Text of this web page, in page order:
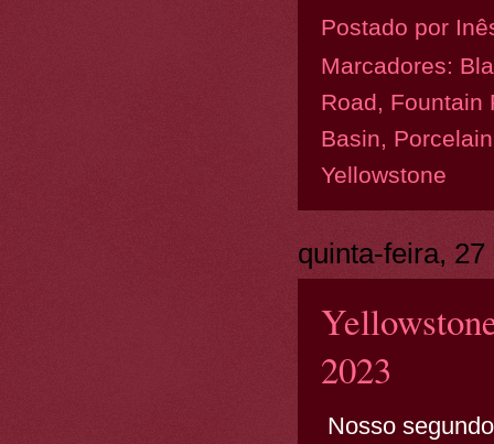
Postado por
Marcadores:
Road, Fountain
Basin,
Yellowstone
quinta-feira,
2023
Nosso